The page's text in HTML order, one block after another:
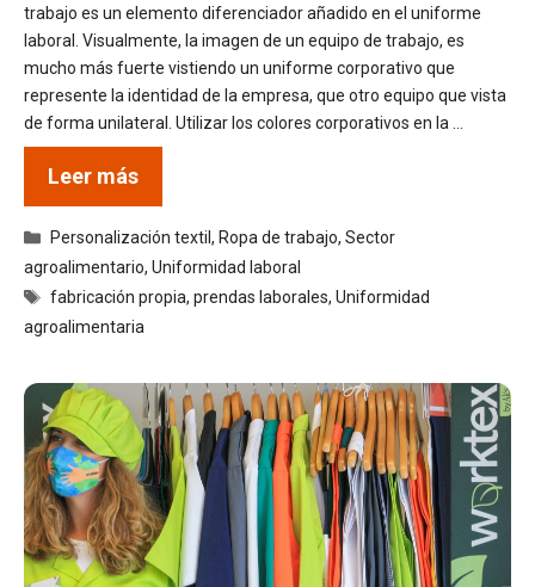
trabajo es un elemento diferenciador añadido en el uniforme
laboral. Visualmente, la imagen de un equipo de trabajo, es
mucho más fuerte vistiendo un uniforme corporativo que
represente la identidad de la empresa, que otro equipo que vista
de forma unilateral. Utilizar los colores corporativos en la …
Leer más
Categorías
Personalización textil, Ropa de trabajo,Sector
agroalimentario, Uniformidad laboral
Etiquetas
fabricación propia,prendas laborales,Uniformidad
agroalimentaria